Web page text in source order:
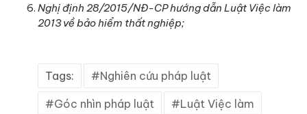
Nghị định 28/2015/NĐ-CP hướng dẫn Luật Việc làm
2013 về bảo hiểm thất nghiệp;
Tags: Nghiên cứu pháp luật
Góc nhìn pháp luật Luật Việc làm